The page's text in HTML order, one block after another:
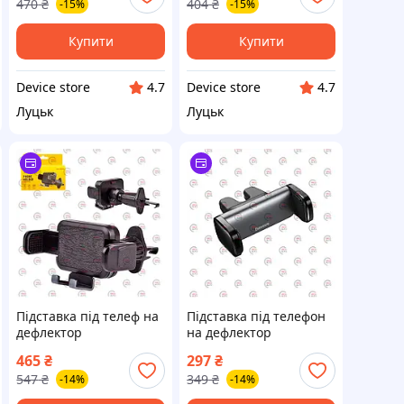
Avantis
470 ₴ -15%
Купити
Device store
4.7
Луцьк
404 ₴ -15%
Купити
Device store
4.7
Луцьк
Підставка під телеф на
дефлектор
"автомажим" під 4-6"
телефони Voin
465₴
547 ₴ -14%
Підставка під телефон
на дефлектор
"автозатиск" під "4,7 -
6,5" телефони Baseus
297₴
349 ₴ -14%